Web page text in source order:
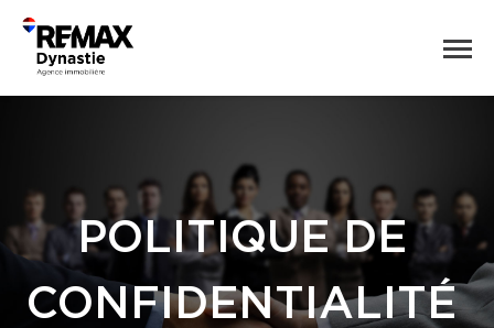
POLITIQUE DE
CONFIDENTIALITÉ